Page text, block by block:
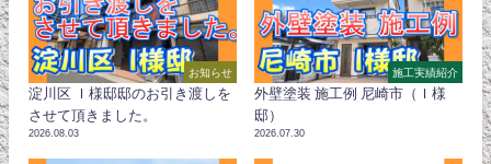
お知らせ
淀川区 Ｉ様邸邸のお引き渡しを
させて頂きました。
2026.08.03
施工実績紹介
外壁塗装 施工例 尼崎市（Ｉ様
邸）
2026.07.30